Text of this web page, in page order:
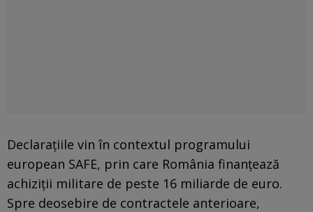
Declarațiile vin în contextul programului
european SAFE, prin care România finanțează
achiziții militare de peste 16 miliarde de euro.
Spre deosebire de contractele anterioare,